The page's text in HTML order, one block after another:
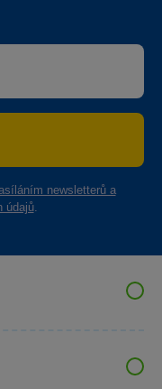
newsletterů a
údajů.